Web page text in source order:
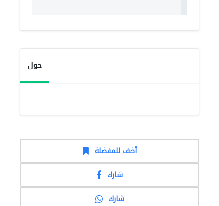
حول
أضف للمفضلة
شارك
شارك